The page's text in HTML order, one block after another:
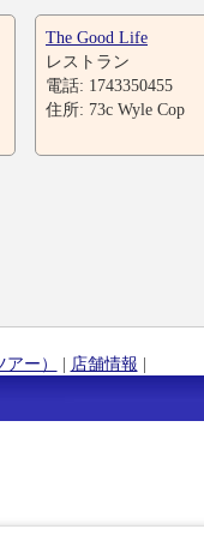
The Good Life
レストラン
電話: 1743350455
住所: 73c Wyle Cop
ー） | 店舗情報 |